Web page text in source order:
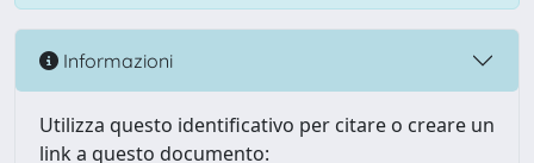
Informazioni
Utilizza questo identificativo per citare o creare un
link a questo documento: